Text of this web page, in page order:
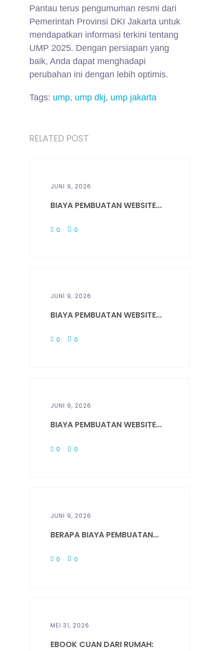
Pantau terus pengumuman resmi dari
Pemerintah Provinsi DKI Jakarta untuk
mendapatkan informasi terkini tentang
UMP 2025. Dengan persiapan yang
baik, Anda dapat menghadapi
perubahan ini dengan lebih optimis.
Tags: ump, ump dkj, ump jakarta
RELATED POST
JUNI 9, 2026
BIAYA PEMBUATAN WEBSITE...
0 0
JUNI 9, 2026
BIAYA PEMBUATAN WEBSITE...
0 0
JUNI 9, 2026
BIAYA PEMBUATAN WEBSITE...
0 0
JUNI 9, 2026
BERAPA BIAYA PEMBUATAN...
0 0
MEI 31, 2026
EBOOK CUAN DARI RUMAH: